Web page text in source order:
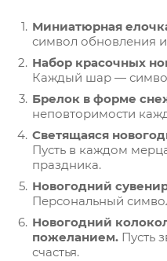
Миниатюрная
символ обновления
Набор красочных
Каждый шар —
Брелок в форме
неповторимости
Светящаяся
Пусть в каждом
праздника.
Новогодний
Персональный
Новогодний
пожеланием. Пусть
счастья.